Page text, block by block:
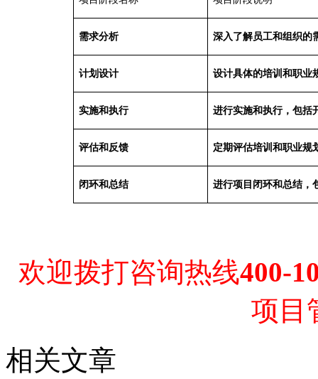
需求分析 深入了解员工和组织的
计划设计 设计具体的培训和职业
实施和执行 进行实施和执行，包括
评估和反馈 定期评估培训和职业规
闭环和总结 进行项目闭环和总结，
欢迎拨打咨询热线400-
项目
相关文章